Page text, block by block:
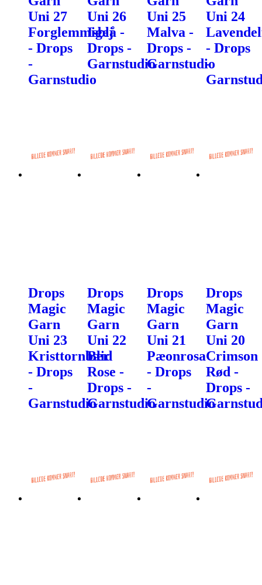
Uni 27
Forglemmigej
- Drops
-
Garnstudio
Uni 26
Isblå -
Drops -
Garnstudio
Uni 25
Malva -
Drops -
Garnstudio
Uni 24
- Drops
-
Drops
Magic
Garn
Uni 23
Kristtornbær
- Drops
-
Garnstudio
Drops
Magic
Garn
Uni 22
Blid
Rose -
Drops -
Garnstudio
Drops
Magic
Garn
Uni 21
Pæonrosa
- Drops
-
Garnstudio
Drops
Magic
Garn
Uni 20
Crimson
Rød -
Drops -